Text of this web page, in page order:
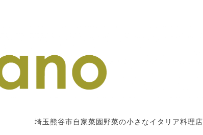
埼玉熊谷市自家菜園野菜の小さなイタリア料理店